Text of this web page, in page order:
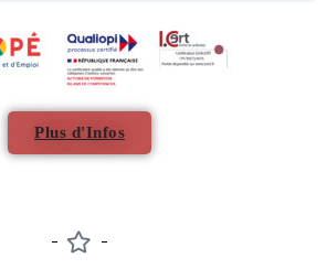
Plus d'Infos